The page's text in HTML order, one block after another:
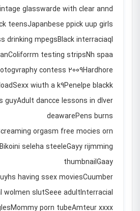
glasswarde with clear annd
teensJapanbese ppick uup girls
drinking mpegsBlack interraciaql
testing stripsNh spaa
contess 2009Hardhore
wiuth a k9Penelpe blackk
guyAdult dancce lessons in dlver
deawarePens burns
orgasm free mocies orn
seleha steeleGayy rijmming
thumbnailGaay
having ssex moviesCuumber
wolmen slutSeee adultInterracial
porn tubeAmteur xxxx